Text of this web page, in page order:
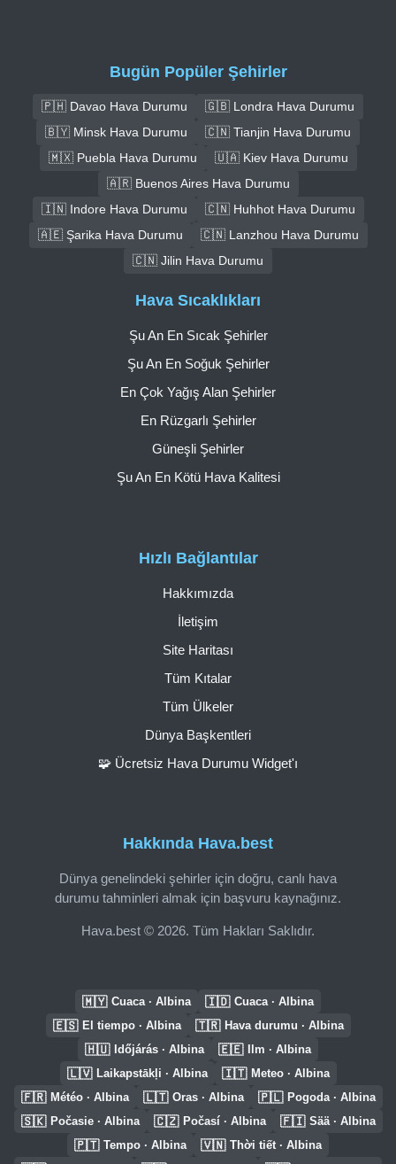
Bugün Popüler Şehirler
🇵🇭 Davao Hava Durumu
🇬🇧 Londra Hava Durumu
🇧🇾 Minsk Hava Durumu
🇨🇳 Tianjin Hava Durumu
🇲🇽 Puebla Hava Durumu
🇺🇦 Kiev Hava Durumu
🇦🇷 Buenos Aires Hava Durumu
🇮🇳 Indore Hava Durumu
🇨🇳 Huhhot Hava Durumu
🇦🇪 Şarika Hava Durumu
🇨🇳 Lanzhou Hava Durumu
🇨🇳 Jilin Hava Durumu
Hakkında Hava.best
Dünya genelindeki şehirler için doğru, canlı hava
durumu tahminleri almak için başvuru kaynağınız.
Hava.best © 2026. Tüm Hakları Saklıdır.
Hızlı Bağlantılar
Hakkımızda
İletişim
Site Haritası
Tüm Kıtalar
Tüm Ülkeler
Dünya Başkentleri
🧩 Ücretsiz Hava Durumu Widget'ı
Hava Sıcaklıkları
Şu An En Sıcak Şehirler
Şu An En Soğuk Şehirler
En Çok Yağış Alan Şehirler
En Rüzgarlı Şehirler
Güneşli Şehirler
Şu An En Kötü Hava Kalitesi
🇲🇾 Cuaca · Albina 🇮🇩 Cuaca · Albina
🇪🇸 El tiempo · Albina 🇹🇷 Hava durumu · Albina
🇭🇺 Időjárás · Albina 🇪🇪 Ilm · Albina
🇱🇻 Laikapstākļi · Albina 🇮🇹 Meteo · Albina
🇫🇷 Météo · Albina 🇱🇹 Oras · Albina 🇵🇱 Pogoda · Albina
🇸🇰 Počasie · Albina 🇨🇿 Počasí · Albina 🇫🇮 Sää · Albina
🇵🇹 Tempo · Albina 🇻🇳 Thời tiết · Albina